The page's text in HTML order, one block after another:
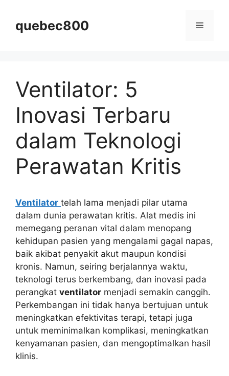
contentquebec800 Menu
Ventilator: 5
Inovasi Terbaru
dalam Teknologi
Perawatan Kritis
Ventilator telah lama menjadi pilar utama
dalam dunia perawatan kritis. Alat medis ini
memegang peranan vital dalam menopang
kehidupan pasien yang mengalami gagal napas,
baik akibat penyakit akut maupun kondisi
kronis. Namun, seiring berjalannya waktu,
teknologi terus berkembang, dan inovasi pada
perangkat ventilator menjadi semakin canggih.
Perkembangan ini tidak hanya bertujuan untuk
meningkatkan efektivitas terapi, tetapi juga
untuk meminimalkan komplikasi, meningkatkan
kenyamanan pasien, dan mengoptimalkan hasil
klinis.